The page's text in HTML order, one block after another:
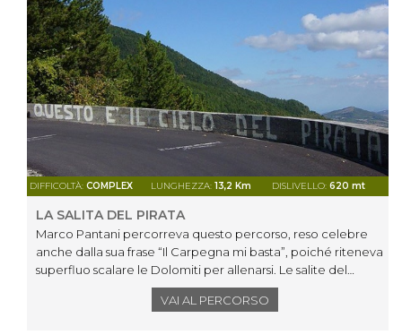
DIFFICOLTÀ: COMPLEX LUNGHEZZA: 13,2 Km DISLIVELLO: 620 mt
LA SALITA DEL PIRATA
Marco Pantani percorreva questo percorso, reso celebre
anche dalla sua frase “Il Carpegna mi basta”, poiché riteneva
superfluo scalare le Dolomiti per allenarsi. Le salite del
Carpegna erano sufficienti per preparare le sue vittorie.
VAI AL PERCORSO